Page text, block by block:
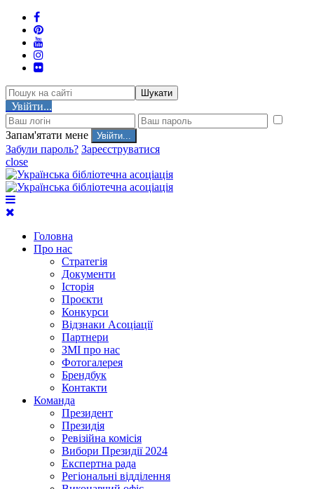
Шукати
Увійти...
Запам'ятати мене
Забули пароль? Зареєструватися
close
Головна
Про нас
Стратегія
Документи
Історія
Проєкти
Конкурси
Відзнаки Асоціації
Партнери
ЗМІ про нас
Фотогалерея
Брендбук
Контакти
Команда
Президент
Президія
Ревізійна комісія
Вибори Президії 2024
Експертна рада
Регіональні відділення